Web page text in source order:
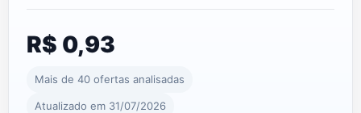
R$ 0,93
Mais de 40 ofertas analisadas
Atualizado em 31/07/2026